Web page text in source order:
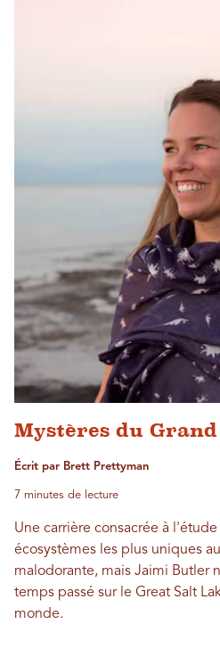
Mystères du
Écrit par Brett Prettyman
7 minutes de lecture
Une carrière consacrée à
écosystèmes les plus uniques
malodorante, mais Jaimi Butler
temps passé sur le Great Salt
monde.